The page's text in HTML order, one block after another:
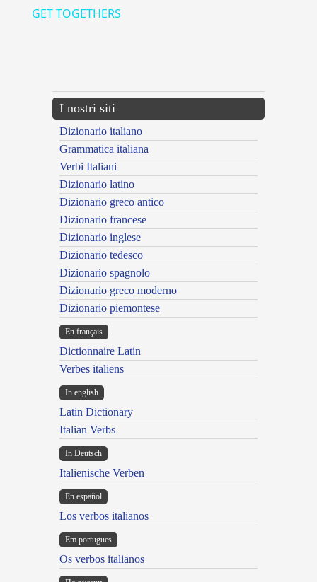
GET TOGETHERS
I nostri siti
Dizionario italiano
Grammatica italiana
Verbi Italiani
Dizionario latino
Dizionario greco antico
Dizionario francese
Dizionario inglese
Dizionario tedesco
Dizionario spagnolo
Dizionario greco moderno
Dizionario piemontese
En français
Dictionnaire Latin
Verbes italiens
In english
Latin Dictionary
Italian Verbs
In Deutsch
Italienische Verben
En español
Los verbos italianos
Em portugues
Os verbos italianos